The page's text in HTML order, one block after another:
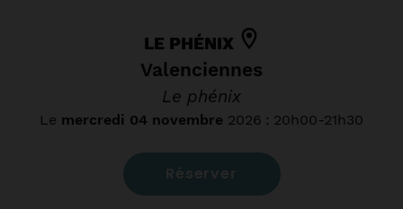
LE PHÉNIX
Valenciennes
Le phénix
Le mercredi 04 novembre 2026 : 20h00-21h30
Réserver